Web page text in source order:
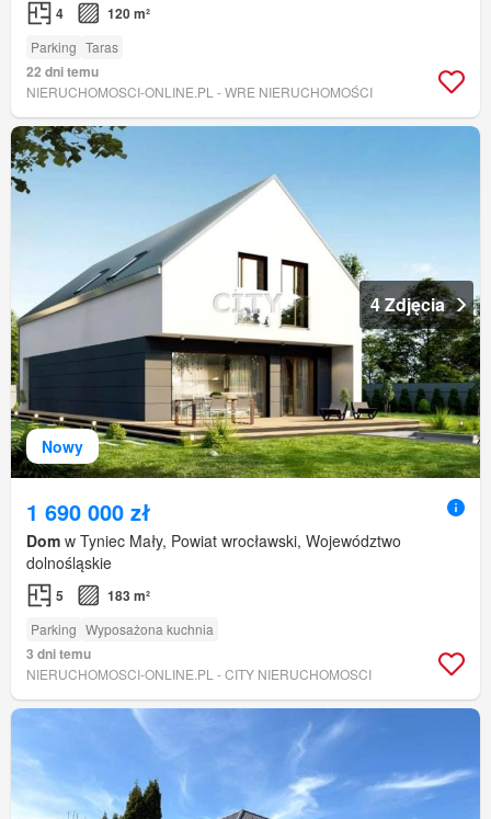
4 120 m²
Parking Taras
22 dni temu
NIERUCHOMOSCI-ONLINE.PL - WRE NIERUCHOMOŚCI
Nowy
4 Zdjęcia
1 690 000 zł
Dom w Tyniec Mały, Powiat wrocławski, Województwo
dolnośląskie
5 183 m²
Parking Wyposażona kuchnia
3 dni temu
NIERUCHOMOSCI-ONLINE.PL - CITY NIERUCHOMOSCI